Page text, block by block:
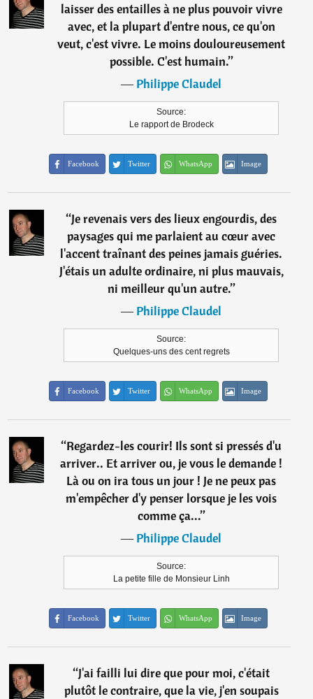
laisser des entailles à ne plus pouvoir vivre
avec, et la plupart d'entre nous, ce qu'on
veut, c'est vivre. Le moins douloureusement
possible. C'est humain.”
―Philippe Claudel
Source:
Le rapport de Brodeck
Facebook Twitter WhatsApp Image
“Je revenais vers des lieux engourdis, des
paysages qui me parlaient au cœur avec
l'accent traînant des peines jamais guéries.
J'étais un adulte ordinaire, ni plus mauvais,
ni meilleur qu'un autre.”
―Philippe Claudel
Source:
Quelques-uns des cent regrets
Facebook Twitter WhatsApp Image
“Regardez-les courir! Ils sont si pressés d'u
arriver.. Et arriver ou, je vous le demande !
Là ou on ira tous un jour ! Je ne peux pas
m'empêcher d'y penser lorsque je les vois
comme ça...”
―Philippe Claudel
Source:
La petite fille de Monsieur Linh
Facebook Twitter WhatsApp Image
“J'ai failli lui dire que pour moi, c'était
plutôt le contraire, que la vie, j'en soupais